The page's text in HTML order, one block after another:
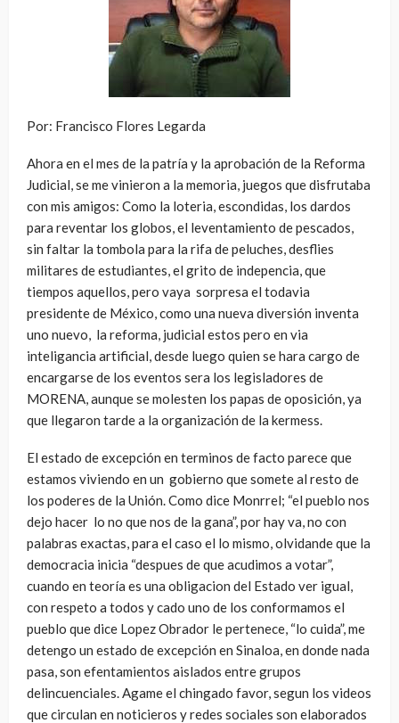
Por: Francisco Flores Legarda
Ahora en el mes de la patría y la aprobación de la Reforma
Judicial, se me vinieron a la memoria, juegos que disfrutaba
con mis amigos: Como la loteria, escondidas, los dardos
para reventar los globos, el leventamiento de pescados,
sin faltar la tombola para la rifa de peluches, desflies
militares de estudiantes, el grito de indepencia, que
tiempos aquellos, pero vaya sorpresa el todavia
presidente de México, como una nueva diversión inventa
uno nuevo, la reforma, judicial estos pero en via
inteligancia artificial, desde luego quien se hara cargo de
encargarse de los eventos sera los legisladores de
MORENA, aunque se molesten los papas de oposición, ya
que llegaron tarde a la organización de la kermess.
El estado de excepción en terminos de facto parece que
estamos viviendo en un gobierno que somete al resto de
los poderes de la Unión. Como dice Monrrel; “el pueblo nos
dejo hacer lo no que nos de la gana”, por hay va, no con
palabras exactas, para el caso el lo mismo, olvidande que la
democracia inicia “despues de que acudimos a votar”,
cuando en teoría es una obligacion del Estado ver igual,
con respeto a todos y cado uno de los conformamos el
pueblo que dice Lopez Obrador le pertenece, “lo cuida”, me
detengo un estado de excepción en Sinaloa, en donde nada
pasa, son efentamientos aislados entre grupos
delincuenciales. Agame el chingado favor, segun los videos
que circulan en noticieros y redes sociales son elaborados